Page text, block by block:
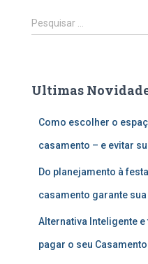
P
e
i
Pesquisar …
Ultimas
Como escolher o
casamento – e evitar
Do planejamento à
casamento garante
Alternativa Inteligente
pagar o seu